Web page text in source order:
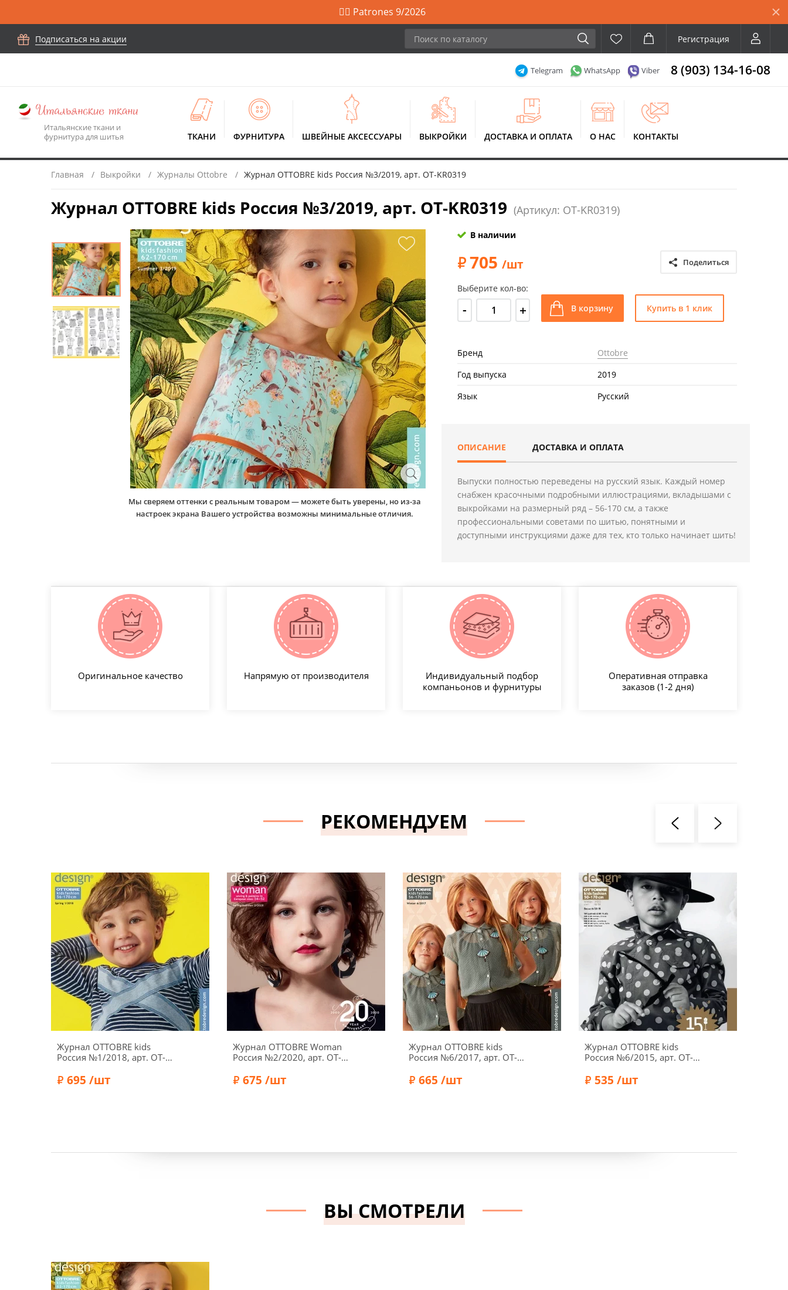
🙋‍♀️ Patrones 9/2026
Подписаться на акции Регистрация
Telegram WhatsApp Viber 8 (903) 134-16-08
Итальянские ткани и
фурнитура для шитья
ТКАНИ ФУРНИТУРА ШВЕЙНЫЕ АКСЕССУАРЫ ВЫКРОЙКИ ДОСТАВКА И ОПЛАТА О НАС КОНТАКТЫ
Главная Выкройки Журналы Ottobre Журнал OTTOBRE kids Россия №3/2019, арт. OT-KR0319
Журнал OTTOBRE kids Россия №3/2019, арт. OT-KR0319 (Артикул: OT-KR0319)
Мы сверяем оттенки с реальным товаром — можете быть уверены, но из-за
настроек экрана Вашего устройства возможны минимальные отличия.
В наличии
705 /шт Поделиться
Выберите кол-во:
- + В корзину Купить в 1 клик
Бренд
Ottobre
Год выпуска
2019
Язык
Русский
ОПИСАНИЕ ДОСТАВКА И ОПЛАТА
Выпуски полностью переведены на русский язык. Каждый номер
снабжен красочными подробными иллюстрациями, вкладышами с
выкройками на размерный ряд – 56-170 см, а также
профессиональными советами по шитью, понятными и
доступными инструкциями даже для тех, кто только начинает шить!
Оригинальное качество Напрямую от производителя
Индивидуальный подбор
компаньонов и фурнитуры
Оперативная отправка
заказов (1-2 дня)
РЕКОМЕНДУЕМ
Журнал OTTOBRE kids
Россия №1/2018, арт. OT-
695 /шт
Бренд: Ottobre
Журнал OTTOBRE Woman
Россия №2/2020, арт. OT-
675 /шт
Бренд: Ottobre
Журнал OTTOBRE kids
Россия №6/2017, арт. OT-
665 /шт
Бренд: Ottobre
Журнал OTTOBRE kids
Россия №6/2015, арт. OT-
535 /шт
Бренд: Ottobre
ВЫ СМОТРЕЛИ